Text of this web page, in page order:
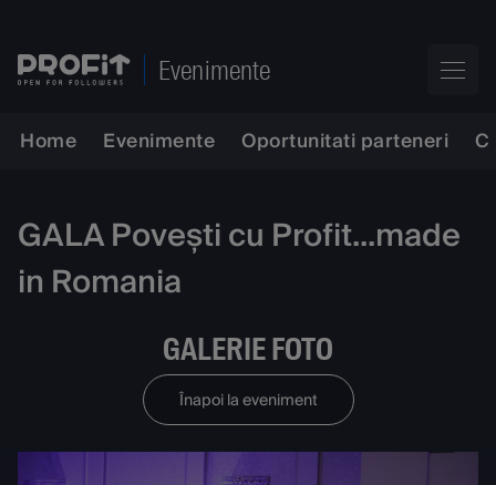
Evenimente
Home Evenimente Oportunitati parteneri
GALA Povești cu Profit...made
in Romania
GALERIE FOTO
Înapoi la eveniment